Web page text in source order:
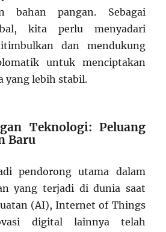
bahan pangan. Sebagai
kita perlu menyadari
dan mendukung
untuk menciptakan
yang lebih stabil.
Teknologi: Peluang
Baru
pendorong utama dalam
yang terjadi di dunia saat
(AI), Internet of Things
digital lainnya telah